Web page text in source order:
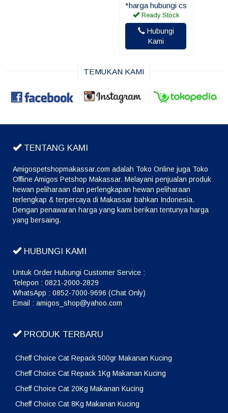
*harga hubungi cs
Ready Stock
Hubungi
Kami
TEMUKAN KAMI
TENTANG KAMI
Amigospetshopmakassar.com adalah Toko Online juga Toko
Offline Amigos Petshop Makassar. Melayani penjualan produk
hewan peliharaan dan perlengkapan hewan peliharaan
terlengkap & terpercaya di Makassar bahkan Indonesia.
Dengan penawaran harga yang kami berikan tentunya harga
yang bersaing.
HUBUNGI KAMI
Untuk Order Hubungi Customer Service :
Telepon : 0821-2000-2829
WhatsApp : 0852-7000-9696 (Chat Only)
Email : amigos_shop@yahoo.com
PRODUK TERBARU
Cheff Choice Cat Repack 500gr Makanan Kucing
Cheff Choice Cat Repack 1Kg Makanan Kucing
Cheff Choice Cat 20Kg Makanan Kucing
Cheff Choice Cat 8Kg Makanan Kucing